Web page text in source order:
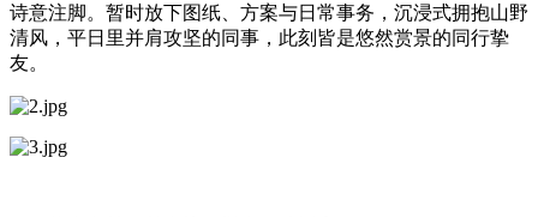
诗意注脚。暂时放下图纸、方案与日常事务，沉浸式拥抱山野
清风，平日里并肩攻坚的同事，此刻皆是悠然赏景的同行挚
友。